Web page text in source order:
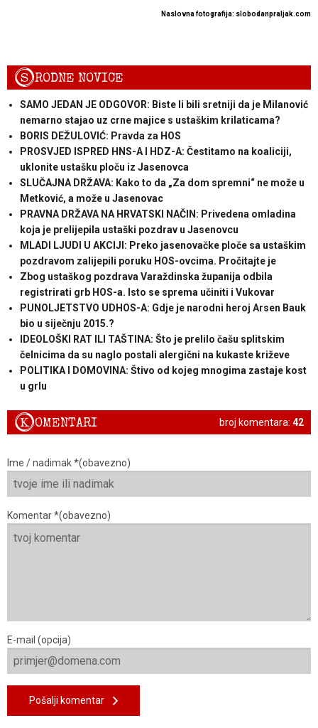
Naslovna fotografija: slobodanpraljak.com
SRODNE NOVICE
SAMO JEDAN JE ODGOVOR: Biste li bili sretniji da je Milanović
nemarno stajao uz crne majice s ustaškim krilaticama?
BORIS DEŽULOVIĆ: Pravda za HOS
PROSVJED ISPRED HNS-A I HDZ-A: Čestitamo na koaliciji,
uklonite ustašku ploču iz Jasenovca
SLUČAJNA DRŽAVA: Kako to da „Za dom spremni“ ne može u
Metković, a može u Jasenovac
PRAVNA DRŽAVA NA HRVATSKI NAČIN: Privedena omladina
koja je prelijepila ustaški pozdrav u Jasenovcu
MLADI LJUDI U AKCIJI: Preko jasenovačke ploče sa ustaškim
pozdravom zalijepili poruku HOS-ovcima. Pročitajte je
Zbog ustaškog pozdrava Varaždinska županija odbila
registrirati grb HOS-a. Isto se sprema učiniti i Vukovar
PUNOLJETSTVO UDHOS-A: Gdje je narodni heroj Arsen Bauk
bio u siječnju 2015.?
IDEOLOŠKI RAT ILI TAŠTINA: Što je prelilo čašu splitskim
čelnicima da su naglo postali alergični na kukaste križeve
POLITIKA I DOMOVINA: Štivo od kojeg mnogima zastaje kost
u grlu
broj komentara: 42
KOMENTARI
Ime / nadimak *(obavezno)
Komentar *(obavezno)
E-mail (opcija)
Pošalji komentar